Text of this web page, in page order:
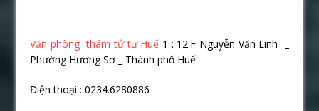
Văn phòng thám tử tư Huế 1 : 12.F Nguyễn Văn Linh _
Phường Hương Sơ _ Thành phố Huế
Điện thoại : 0234.6280886